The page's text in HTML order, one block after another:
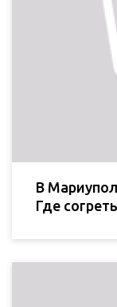
В
Где